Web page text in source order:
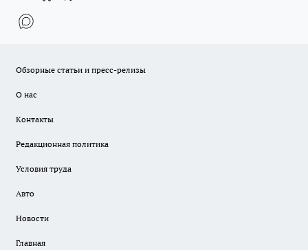
Обзорные статьи и пресс-релизы
О нас
Контакты
Редакционная политика
Условия труда
Авто
Новости
Главная